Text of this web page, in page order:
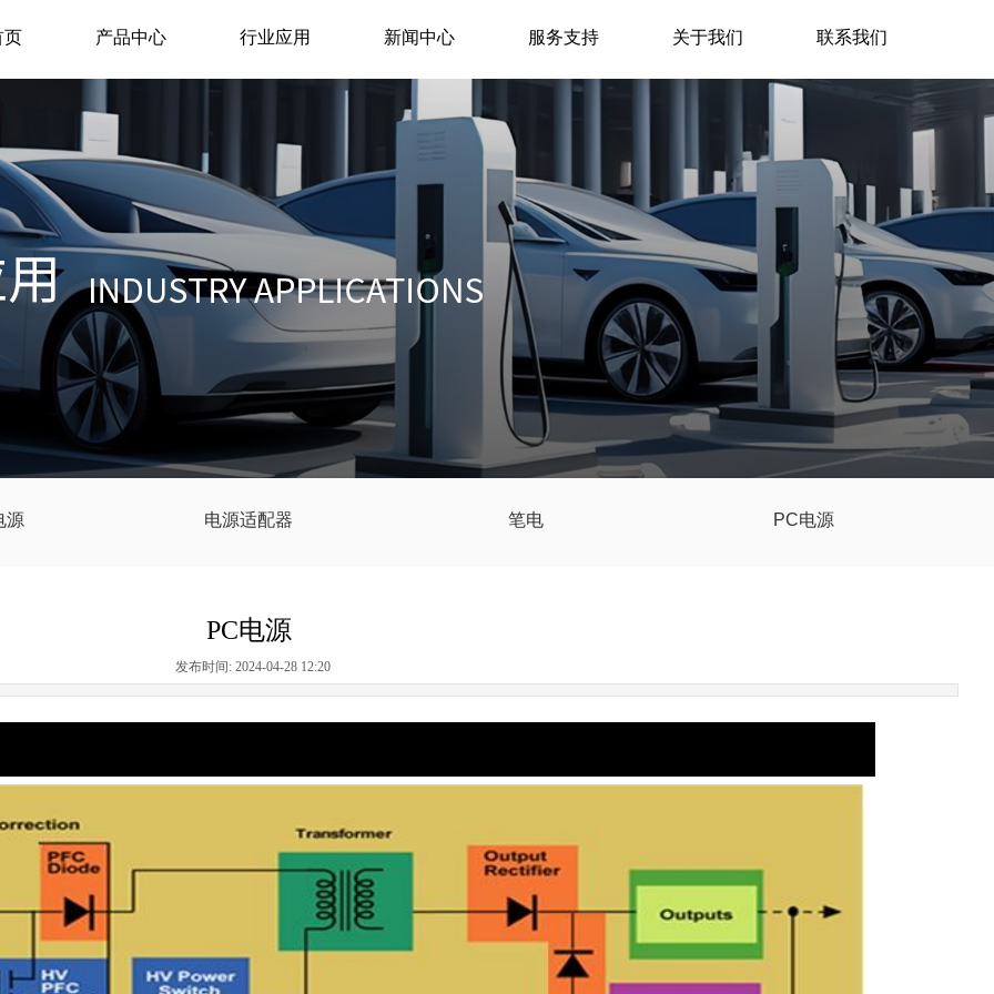
页 产品中心 行业应用 新闻中心 服务支持 关于我们 联系我们
源 电源适配器 笔电 PC电源
PC电源
发布时间: 2024-04-28 12:20